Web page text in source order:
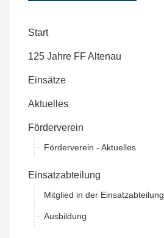
Start
125 Jahre FF Altenau
Einsätze
Aktuelles
Förderverein
Förderverein - Aktuelles
Einsatzabteilung
Mitglied in der Einsatzabteilung
Ausbildung